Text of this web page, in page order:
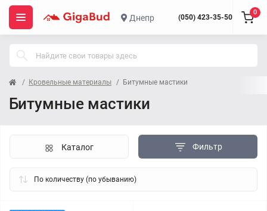
Днепр (050) 423-35-50
0
Кровельные материалы Битумные мастики
Битумные мастики
Фильтр
Каталог